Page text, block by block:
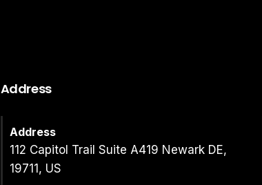
Address
Address
112 Capitol Trail Suite A419 Newark DE,
19711, US